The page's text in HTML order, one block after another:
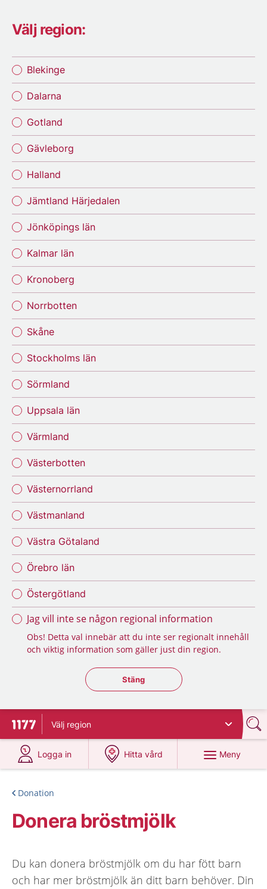
Välj region:
Blekinge
Dalarna
Gotland
Gävleborg
Halland
Jämtland Härjedalen
Jönköpings län
Kalmar län
Kronoberg
Norrbotten
Skåne
Stockholms län
Sörmland
Uppsala län
Värmland
Västerbotten
Västernorrland
Västmanland
Västra Götaland
Örebro län
Östergötland
Jag vill inte se någon regional information
Obs! Detta val innebär att du inte ser regionalt innehåll
och viktig information som gäller just din region.
Stäng regionsväljaren
Stäng
Till startsidan för 1177
Välj region
Logga in
på 1177.se
Hitta vård
på 1177.se
Meny
Donation
Donera bröstmjölk
Du kan donera bröstmjölk om du har fött barn
och har mer bröstmjölk än ditt barn behöver. Din